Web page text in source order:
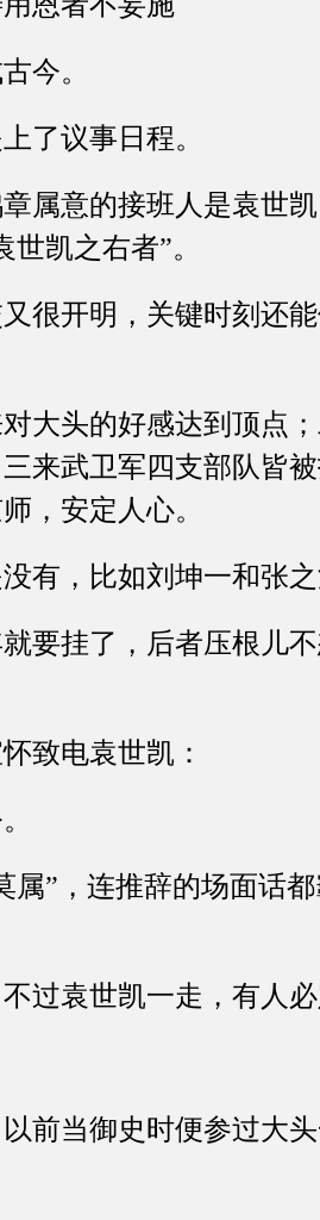
今。
议事日程。
意的接班人是袁世凯
凯之右者”。
开明，关键时刻还能
头的好感达到顶点；
来武卫军四支部队皆
，安定人心。
，比如刘坤一和张之
挂了，后者压根儿不
电袁世凯：
”，连推辞的场面话都
袁世凯一走，有人必
当御史时便参过大头